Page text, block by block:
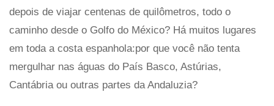
depois de viajar centenas de quilômetros, todo o
caminho desde o Golfo do México? Há muitos lugares
em toda a costa espanhola:por que você não tenta
mergulhar nas águas do País Basco, Astúrias,
Cantábria ou outras partes da Andaluzia?